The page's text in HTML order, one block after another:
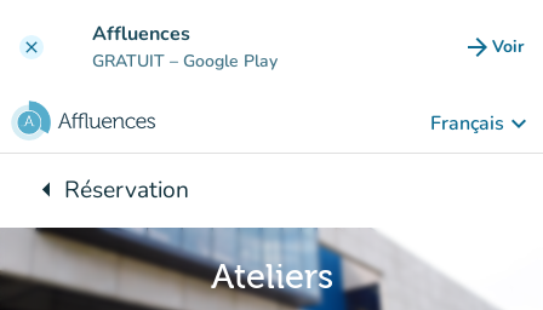
clear Affluences
GRATUIT – Google Play arrow_forward Voir
Français keyboard_arrow_down
arrow_leftRetour à :
Réservation
Ateliers